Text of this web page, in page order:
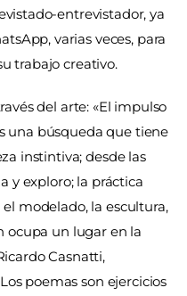
entrevistador, ya
varias veces, para
trabajo creativo.
del arte: «El impulso
una búsqueda que tiene
instintiva; desde las
y exploro; la práctica
modelado, la escultura,
ocupa un lugar en la
Casnatti,
poemas son ejercicios